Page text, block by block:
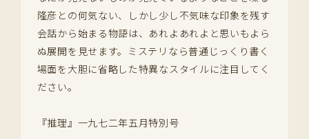
隆彦との何気ない、しかし少し不気味な印象を残す
会話から始まる物語は、あれよあれよと思いもよら
ぬ展開を見せます。ミステリなら普通じっくり書く
場面を大胆に省略した特異なスタイルに注目してく
ださい。
『推理』一九七二年五月特別号